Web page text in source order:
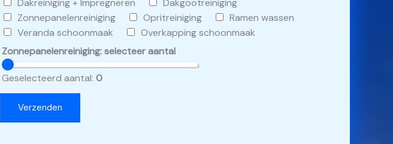
e
c
k
b
o
x
s
Dakreiniging + Impregneren
Dakgootreiniging
Zonnepanelenreiniging
Opritreiniging
Ramen wassen
Veranda schoonmaak
Overkapping schoonmaak
Zonnepanelenreiniging: selecteer aantal
Geselecteerd aantal: 0
Verzenden